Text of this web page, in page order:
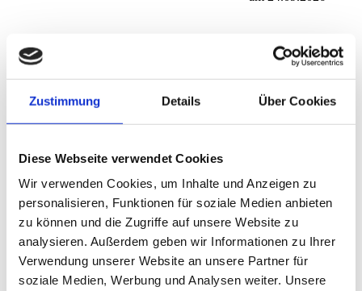
Zustimmung Details Über Cookies
Diese Webseite verwendet Cookies
Wir verwenden Cookies, um Inhalte und Anzeigen zu
personalisieren, Funktionen für soziale Medien anbieten
zu können und die Zugriffe auf unsere Website zu
analysieren. Außerdem geben wir Informationen zu Ihrer
Verwendung unserer Website an unsere Partner für
soziale Medien, Werbung und Analysen weiter. Unsere
Marburg